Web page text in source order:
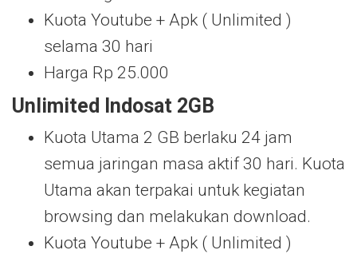
Kuota Youtube + Apk ( Unlimited )
selama 30 hari
Harga Rp 25.000
Unlimited Indosat 2GB
Kuota Utama 2 GB berlaku 24 jam
semua jaringan masa aktif 30 hari. Kuota
Utama akan terpakai untuk kegiatan
browsing dan melakukan download.
Kuota Youtube + Apk ( Unlimited )